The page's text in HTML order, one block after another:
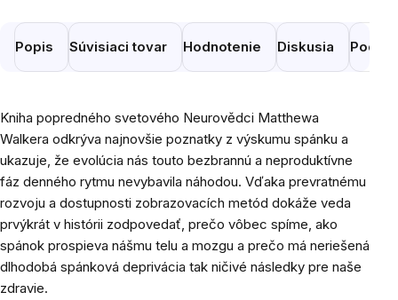
Popis Súvisiaci tovar Hodnotenie Diskusia
Kniha popredného svetového Neurovědci Matthewa
Walkera odkrýva najnovšie poznatky z výskumu spánku a
ukazuje, že evolúcia nás touto bezbrannú a neproduktívne
fáz denného rytmu nevybavila náhodou. Vďaka prevratnému
rozvoju a dostupnosti zobrazovacích metód dokáže veda
prvýkrát v histórii zodpovedať, prečo vôbec spíme, ako
spánok prospieva nášmu telu a mozgu a prečo má neriešená
dlhodobá spánková deprivácia tak ničivé následky pre naše
zdravie.